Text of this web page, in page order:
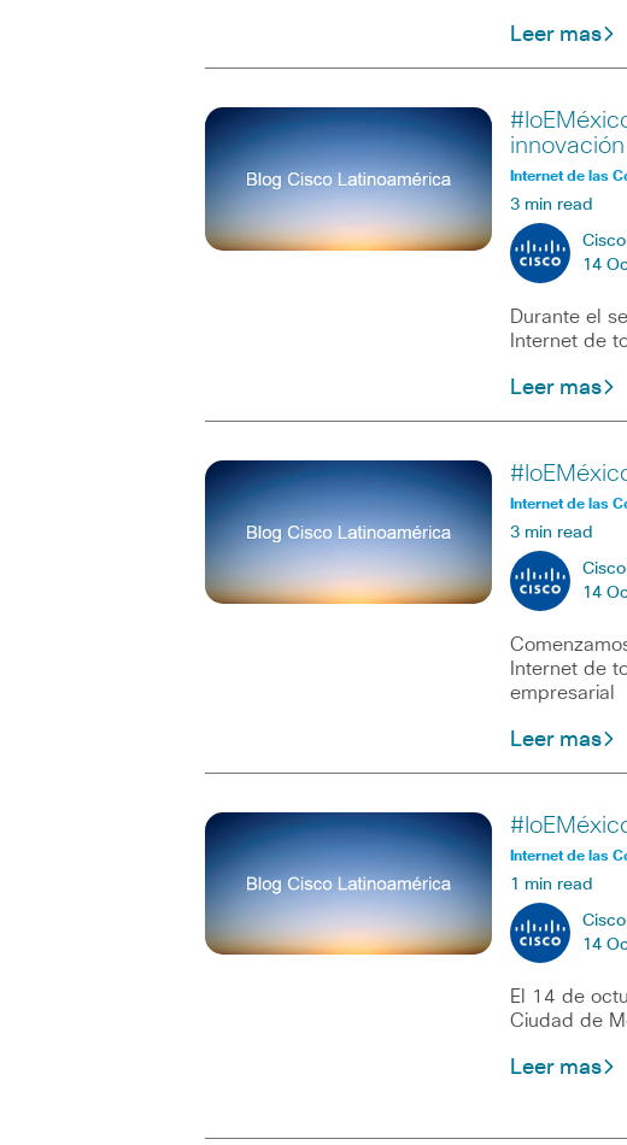
Leer mas
innovación
Internet de las
3 min read
14
Durante el
Internet de
Leer mas
Internet de las
3 min read
14
Internet de
empresarial
Leer mas
Internet de las
1 min read
14
El 14 de
Ciudad de
Leer mas